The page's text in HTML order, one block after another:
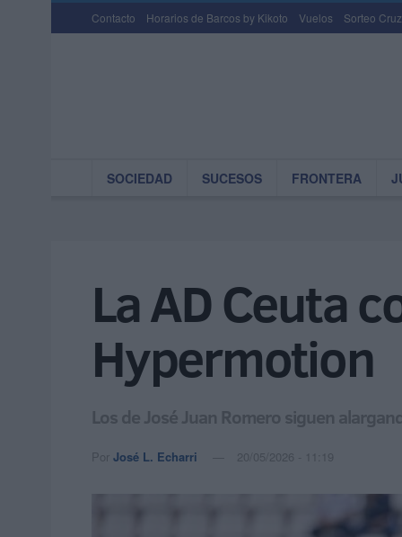
Contacto Horarios de Barcos by Kikoto Vuelos Sorteo
SOCIEDAD SUCESOS FRONTERA
La AD Ceuta
Hypermotion
Los de José Juan Romero siguen
Por José L. Echarri 20/05/2026 - 11:19